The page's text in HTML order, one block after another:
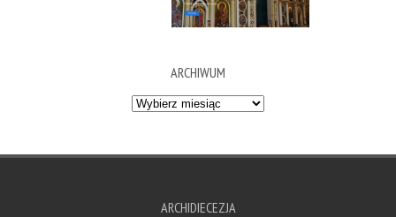
ARCHIWUM
Archiwum
ARCHIDIECEZJA